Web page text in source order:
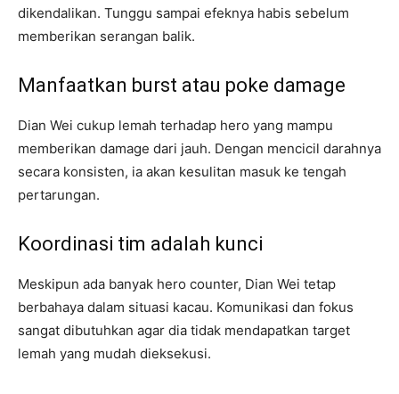
dikendalikan. Tunggu sampai efeknya habis sebelum
memberikan serangan balik.
Manfaatkan burst atau poke damage
Dian Wei cukup lemah terhadap hero yang mampu
memberikan damage dari jauh. Dengan mencicil darahnya
secara konsisten, ia akan kesulitan masuk ke tengah
pertarungan.
Koordinasi tim adalah kunci
Meskipun ada banyak hero counter, Dian Wei tetap
berbahaya dalam situasi kacau. Komunikasi dan fokus
sangat dibutuhkan agar dia tidak mendapatkan target
lemah yang mudah dieksekusi.